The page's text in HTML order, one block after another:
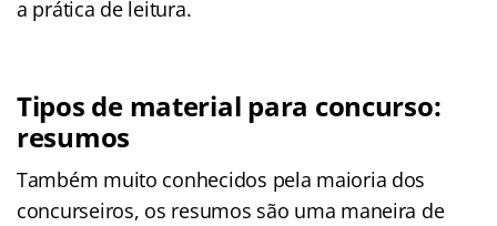
a prática de leitura.
Tipos de material para concurso:
resumos
Também muito conhecidos pela maioria dos
concurseiros, os resumos são uma maneira de